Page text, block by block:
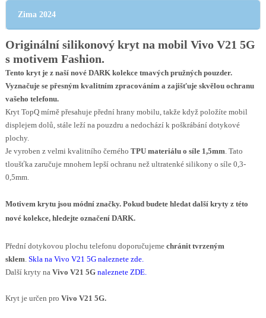
Zima 2024
Originální silikonový kryt na mobil Vivo V21 5G
s motivem Fashion.
Tento kryt je z naší nové DARK kolekce tmavých pružných pouzder.
Vyznačuje se přesným kvalitním zpracováním a zajišťuje skvělou ochranu
vašeho telefonu.
Kryt TopQ mírně přesahuje přední hrany mobilu, takže když položíte mobil
displejem dolů, stále leží na pouzdru a nedochází k poškrábání dotykové
plochy.
Je vyroben z velmi kvalitního černého TPU materiálu o síle 1,5mm . Tato
tloušťka zaručuje mnohem lepší ochranu než ultratenké silikony o síle 0,3-
0,5mm.
Motivem krytu jsou módní značky. Pokud budete hledat další kryty z této
nové kolekce, hledejte označení DARK.
Přední dotykovou plochu telefonu doporučujeme chránit tvrzeným
sklem Skla na Vivo V21 5G naleznete zde.
Další kryty na Vivo V21 5G naleznete ZDE.
Kryt je určen pro Vivo V21 5G.